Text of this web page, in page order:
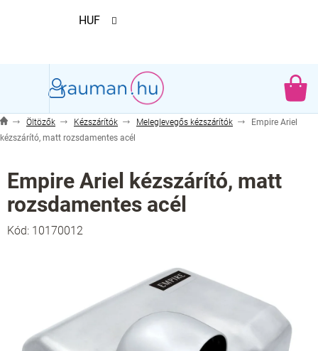
HUF
Öltözők Kézszárítók Meleglevegős kézszárítók
Empire Ariel
kézszárító, matt rozsdamentes acél
Empire Ariel kézszárító, matt
rozsdamentes acél
Kód: 10170012